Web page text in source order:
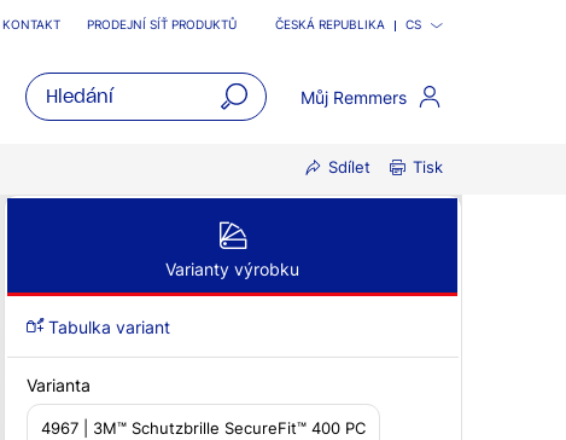
KONTAKT PRODEJNÍ SÍŤ PRODUKTŮ ČESKÁ REPUBLIKA CS
Můj Remmers
Sdílet Tisk
Varianty výrobku
Tabulka variant
Varianta
4967 | 3M™ Schutzbrille SecureFit™ 400 PC